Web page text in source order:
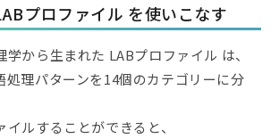
プロファイル を使いこなす
から生まれた LABプロファイル は、
処理パターンを14個のカテゴリーに分
ルすることができると、